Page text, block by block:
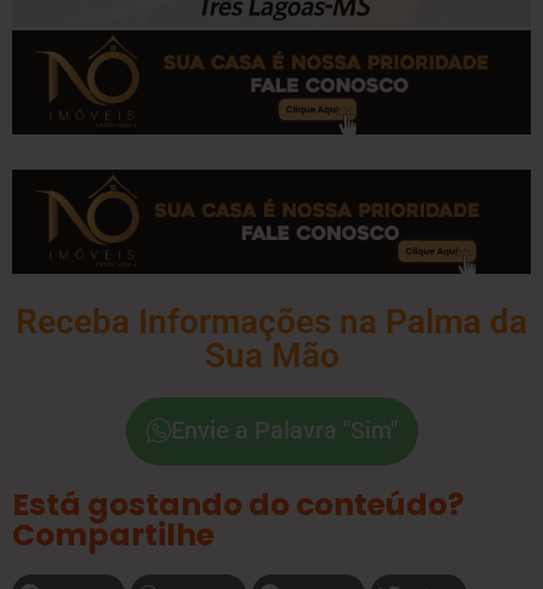
Receba Informações na Palma da
Sua Mão
Envie a Palavra "Sim"
Está gostando do conteúdo?
Compartilhe